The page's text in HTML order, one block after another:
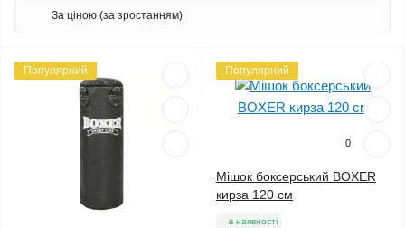
Популярний Популярний
0
Мішок боксерський BOXER
кирза 120 см
в наявності